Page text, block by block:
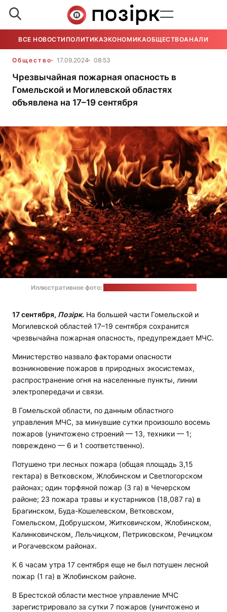
ВСЕ НОВОСТИ ПОЛИТИКАЭКОНОМИКАОБЩЕСТВОАНАЛИТИКА
Общество 17.09.2024 08:53
Чрезвычайная пожарная опасность в
Гомельской и Могилевской областях
объявлена на 17–19 сентября
Иллюстративное фото:
17 сентября, Позірк. На большей части Гомельской и
Могилевской областей 17–19 сентября сохранится
чрезвычайна пожарная опасность, предупреждает МЧС.
Министерство назвало факторами опасности
возникновение пожаров в природных экосистемах,
распространение огня на населенные пункты, линии
электропередачи и связи.
В Гомельской области, по данным областного
управления МЧС, за минувшие сутки произошло восемь
пожаров (уничтожено строений — 13, техники — 1;
повреждено — 6 и 1 соответственно).
Потушено три лесных пожара (общая площадь 3,15
гектара) в Ветковском, Жлобинском и Светлогорском
районах; один торфяной пожар (3 га) в Чечерском
районе; 23 пожара травы и кустарников (18,087 га) в
Брагинском, Буда-Кошелевском, Ветковском,
Гомельском, Добрушском, Житковичском, Жлобинском,
Калинковичском, Лельчицком, Петриковском, Речицком
и Рогачевском районах.
К 6 часам утра 17 сентября еще не был потушен лесной
пожар (1 га) в Жлобинском районе.
В Брестской области местное управление МЧС
зарегистрировало за сутки 7 пожаров (уничтожено и